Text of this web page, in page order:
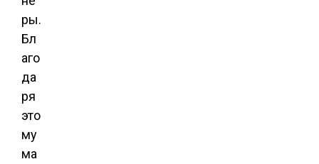
ры.
Бл
аго
да
ря
это
му
ма